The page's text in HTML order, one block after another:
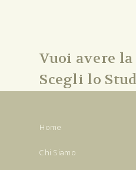
Vuoi avere
Scegli lo
Home
Chi Siamo